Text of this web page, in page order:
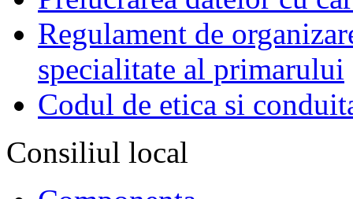
Regulament de
specialitate al primarului
Codul de etica si
Consiliul local